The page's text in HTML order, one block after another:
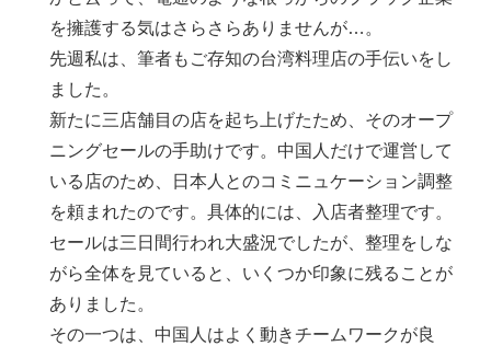
を擁護する気はさらさらありませんが…。
先週私は、筆者もご存知の台湾料理店の手伝いをし
ました。
新たに三店舗目の店を起ち上げたため、そのオープ
ニングセールの手助けです。中国人だけで運営して
いる店のため、日本人とのコミニュケーション調整
を頼まれたのです。具体的には、入店者整理です。
セールは三日間行われ大盛況でしたが、整理をしな
がら全体を見ていると、いくつか印象に残ることが
ありました。
その一つは、中国人はよく動きチームワークが良